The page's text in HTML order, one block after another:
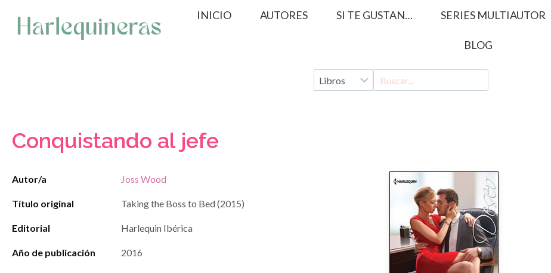
contenido
INICIO AUTORES SI TE GUSTAN… SERIES MULTIAUTOR
BLOG
Conquistando al jefe
Autor/a Joss Wood
Título original Taking the Boss to Bed (2015)
Editorial Harlequin Ibérica
Año de publicación 2016